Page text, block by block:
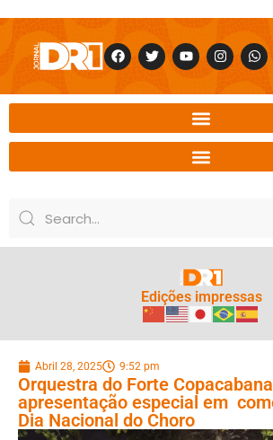
Edições impressas
Abril 28, 2025 9:52 pm
Orquestra do Forte
apresentação especial em
Dia Nacional do Choro